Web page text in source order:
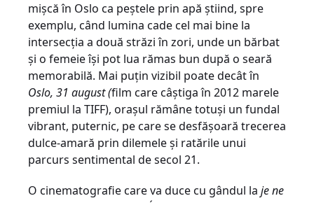
mișcă în Oslo ca peștele prin apă știind, spre
exemplu, când lumina cade cel mai bine la
intersecția a două străzi în zori, unde un bărbat
și o femeie își pot lua rămas bun după o seară
memorabilă. Mai puțin vizibil poate decât în
Oslo, 31 august (film care câștiga în 2012 marele
premiul la TIFF), orașul rămâne totuși un fundal
vibrant, puternic, pe care se desfășoară trecerea
dulce-amară prin dilemele și ratările unui
parcurs sentimental de secol 21.
O cinematografie care va duce cu gândul la je ne